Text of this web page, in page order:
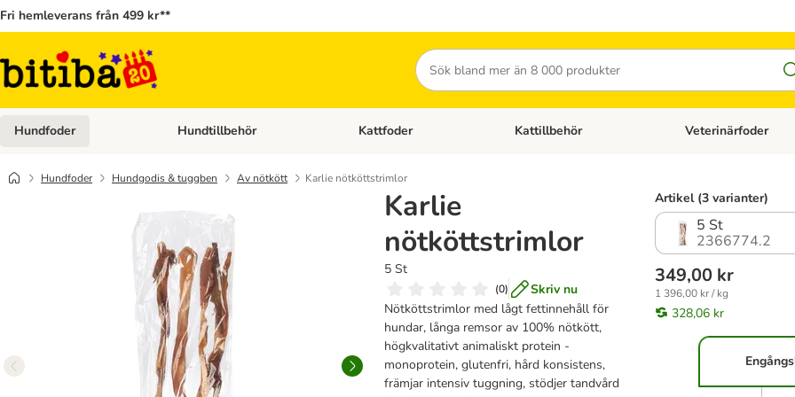
Fri hemleverans från 499 kr**
Sök
Hundfoder Open category menu: Hundfoder
Hundtillbehör Open category menu: Hundtillbehör
Kattfoder Open category menu: Kattfoder
Kattillbehör Open category menu:
Veterinärfoder
Hundfoder Hundgodis & tuggben Av nötkött Karlie nötköttstrimlor
Karlie
nötköttstrimlor
5 St
(0)
Skriv nu
Nötköttstrimlor med lågt fettinnehåll för
hundar, långa remsor av 100% nötkött,
högkvalitativt animaliskt protein -
monoprotein, glutenfri, hård konsistens,
främjar intensiv tuggning, stödjer tandvård
Artikel (3 varianter)
5 St
2366774.2
349,00 kr
1 396,00 kr / kg
328,06 kr